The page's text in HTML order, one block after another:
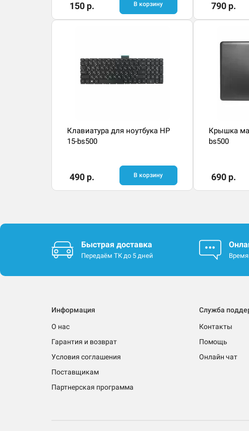
150 р. В корзину 790 р.
Клавиатура для ноутбука HP
15-bs500
490 р. В корзину
Крышка
bs500
690 р.
Быстрая доставка
Передаём ТК до 5 дней Время
Информация
О нас
Гарантия и возврат
Условия соглашения
Поставщикам
Партнерская программа
Служба
Контакты
Помощь
Онлайн чат